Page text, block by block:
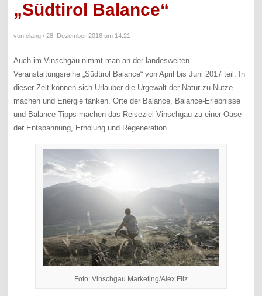
„Südtirol Balance“
von clang /28. Dezember 2016 um 14:21
Auch im Vinschgau nimmt man an der landesweiten
Veranstaltungsreihe „Südtirol Balance“ von April bis Juni 2017 teil. In
dieser Zeit können sich Urlauber die Urgewalt der Natur zu Nutze
machen und Energie tanken. Orte der Balance, Balance-Erlebnisse
und Balance-Tipps machen das Reiseziel Vinschgau zu einer Oase
der Entspannung, Erholung und Regeneration.
Foto: Vinschgau Marketing/Alex Filz